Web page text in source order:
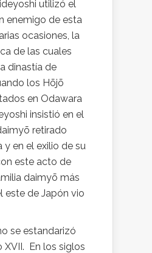
utilizó el
enemigo de esta
ocasiones, la
de las cuales
dinastía de
los Hōjō
en Odawara
insistió en el
retirado
y en el exilio de su
este acto de
daimyō más
este de Japón vio
se estandarizó
XVII. En los siglos